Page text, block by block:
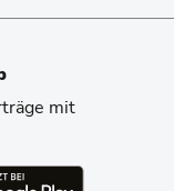
mit